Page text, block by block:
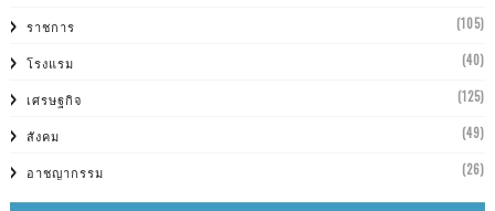
ราชการ (105)
โรงแรม (40)
เศรษฐกิจ (125)
สังคม (49)
อาชญากรรม (26)